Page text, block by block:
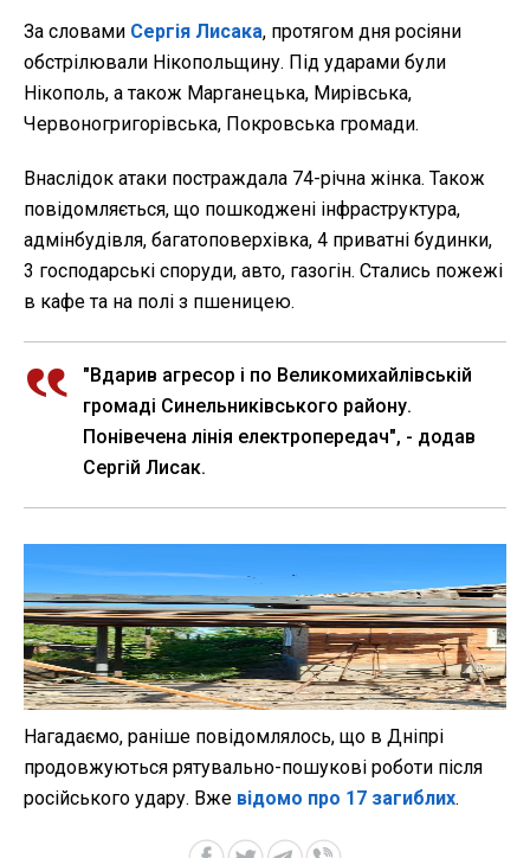
За словами Сергія Лисака, протягом дня росіяни
обстрілювали Нікопольщину. Під ударами були
Нікополь, а також Марганецька, Мирівська,
Червоногригорівська, Покровська громади.
Внаслідок атаки постраждала 74-річна жінка. Також
повідомляється, що пошкоджені інфраструктура,
адмінбудівля, багатоповерхівка, 4 приватні будинки,
3 господарські споруди, авто, газогін. Стались пожежі
в кафе та на полі з пшеницею.
"Вдарив агресор і по Великомихайлівській
громаді Синельниківського району.
Понівечена лінія електропередач", - додав
Сергій Лисак.
Нагадаємо, раніше повідомлялось, що в Дніпрі
продовжуються рятувально-пошукові роботи після
російського удару. Вже відомо про 17 загиблих.